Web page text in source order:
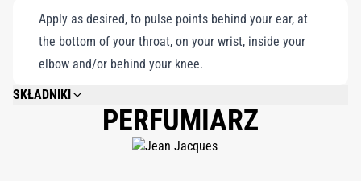
Apply as desired, to pulse points behind your ear, at
the bottom of your throat, on your wrist, inside your
elbow and/or behind your knee.
SKŁADNIKI
ALCOHOL DENAT., FRAGRANCE/PARFUM, WATER/AQUA, ETHYLHEXYL
METHOXYCINNAMATE, ETHYLHEXYL SALICYLATE, METHYL
ANTHRANILATE, BUTYL METHOXYDIBENZOYLMETHANE, ALCOHOL, TRIS
PERFUMIARZ